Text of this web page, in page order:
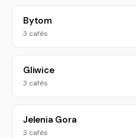
Bytom
3 cafés
Gliwice
3 cafés
Jelenia Gora
3 cafés